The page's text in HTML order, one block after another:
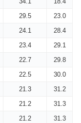
29.5
23.0
24.1
28.4
23.4
29.1
22.7
29.8
22.5
30.0
21.3
31.2
21.2
31.3
21.2
31.3